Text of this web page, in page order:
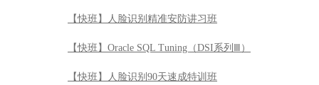
【快班】人脸识别精准安防讲习班
【快班】Oracle SQL Tuning（DSI系列Ⅲ）
【快班】人脸识别90天速成特训班